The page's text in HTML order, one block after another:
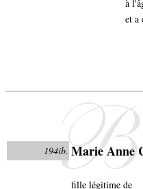
à
et a
194ib. Marie Anne
fille légitime de